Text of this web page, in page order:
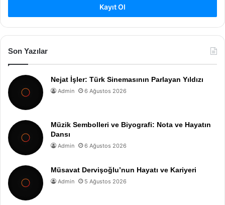
Kayıt Ol
Son Yazılar
Nejat İşler: Türk Sinemasının Parlayan Yıldızı
Admin 6 Ağustos 2026
Müzik Sembolleri ve Biyografi: Nota ve Hayatın
Dansı
Admin 6 Ağustos 2026
Müsavat Dervişoğlu’nun Hayatı ve Kariyeri
Admin 5 Ağustos 2026